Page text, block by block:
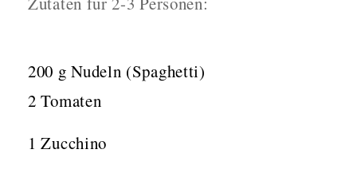
200 g Nudeln (Spaghetti)
2 Tomaten
1 Zucchino